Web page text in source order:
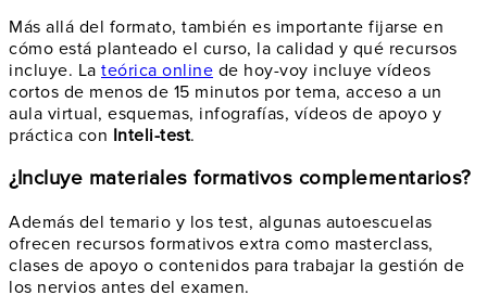
Más allá del formato, también es importante fijarse en
cómo está planteado el curso, la calidad y qué recursos
incluye. La teórica online de hoy-voy incluye vídeos
cortos de menos de 15 minutos por tema, acceso a un
aula virtual, esquemas, infografías, vídeos de apoyo y
práctica con Inteli-test.
¿Incluye materiales formativos complementarios?
Además del temario y los test, algunas autoescuelas
ofrecen recursos formativos extra como masterclass,
clases de apoyo o contenidos para trabajar la gestión de
los nervios antes del examen.